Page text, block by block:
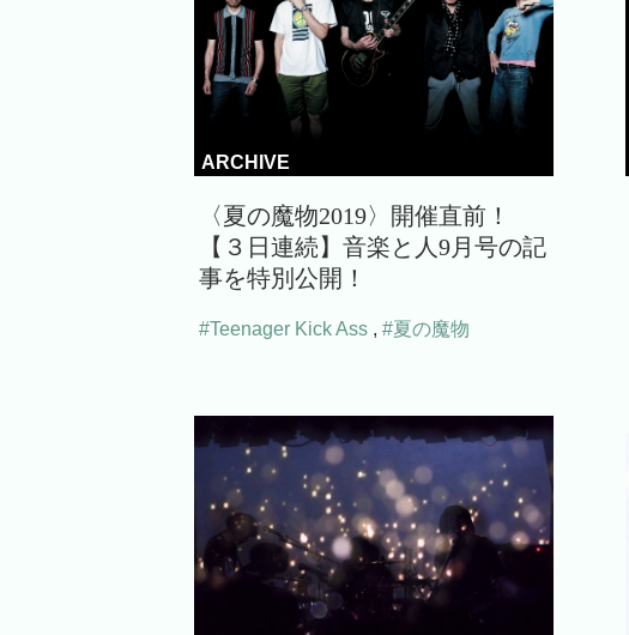
ARCHIVE
〈夏の魔物2019〉開催直前！
【３日連続】音楽と人9月号の記
事を特別公開！
#Teenager Kick Ass , #夏の魔物